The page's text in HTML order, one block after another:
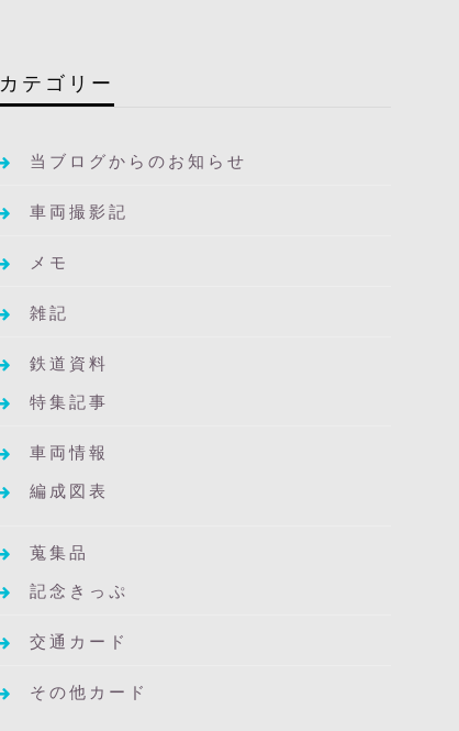
カテゴリー
当ブログからのお知らせ
車両撮影記
メモ
雑記
鉄道資料
特集記事
車両情報
編成図表
蒐集品
記念きっぷ
交通カード
その他カード